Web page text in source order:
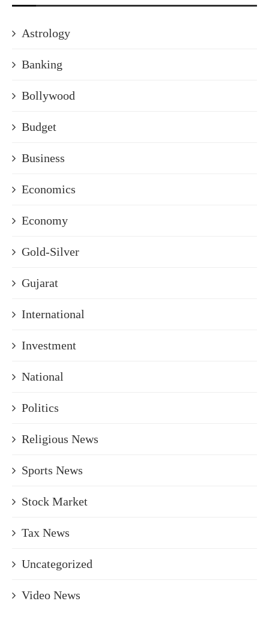
Astrology
Banking
Bollywood
Budget
Business
Economics
Economy
Gold-Silver
Gujarat
International
Investment
National
Politics
Religious News
Sports News
Stock Market
Tax News
Uncategorized
Video News